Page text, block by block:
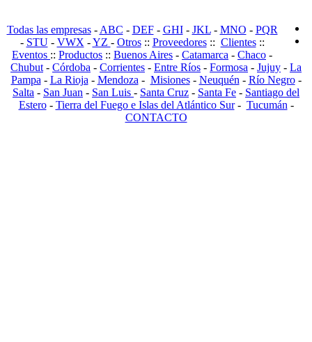
Todas las empresas- ABC - DEF- GHI- JKL- MNO - PQR
- STU- VWX -YZ - Otros:: Proveedores:: Clientes::
Eventos :: Productos :: Buenos Aires - Catamarca - Chaco -
Chubut - Córdoba - Corrientes - Entre Ríos - Formosa - Jujuy - La
Pampa - La Rioja - Mendoza - Misiones- Neuquén - Río Negro-
Salta - San Juan - San Luis - Santa Cruz - Santa Fe - Santiago del
Estero- Tierra del Fuego e Islas del Atlántico Sur- Tucumán -
CONTACTO